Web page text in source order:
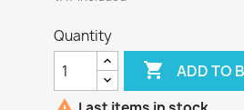
Quantity
 ADD TO